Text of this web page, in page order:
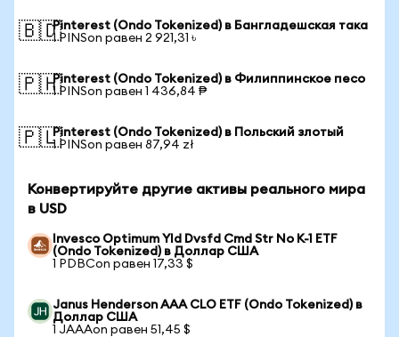
🇧🇩Pinterest (Ondo Tokenized) в Бангладешская така
1 PINSon равен 2 921,31 ৳
🇵🇭Pinterest (Ondo Tokenized) в Филиппинское песо
1 PINSon равен 1 436,84 ₱
🇵🇱Pinterest (Ondo Tokenized) в Польский злотый
1 PINSon равен 87,94 zł
Конвертируйте другие активы реального мира
в USD
Invesco Optimum Yld Dvsfd Cmd Str No K-1 ETF
(Ondo Tokenized) в Доллар США
1 PDBCon равен 17,33 $
Janus Henderson AAA CLO ETF (Ondo Tokenized) в
Доллар США
1 JAAAon равен 51,45 $